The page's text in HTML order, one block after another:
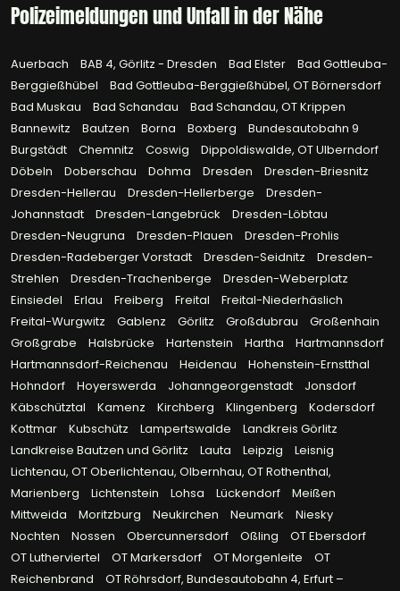
Polizeimeldungen und Unfall in der Nähe
Auerbach BAB 4, Görlitz - Dresden Bad Elster
Bad Gottleuba-
Berggießhübel
Bad Gottleuba-Berggießhübel, OT Börnersdorf
Bad Muskau
Bad Schandau
Bad Schandau, OT Krippen
Bannewitz
Bautzen Borna Boxberg
Bundesautobahn 9
Burgstädt
Chemnitz Coswig
Dippoldiswalde, OT Ulberndorf
Döbeln
Doberschau Dohma Dresden
Dresden-Briesnitz
Dresden-Hellerau
Dresden-Hellerberge
Dresden-
Johannstadt
Dresden-Langebrück
Dresden-Löbtau
Dresden-Neugruna
Dresden-Plauen
Dresden-Prohlis
Dresden-Radeberger Vorstadt
Dresden-Seidnitz
Dresden-
Strehlen
Dresden-Trachenberge
Dresden-Weberplatz
Einsiedel
Erlau Freiberg Freital
Freital-Niederhäslich
Freital-Wurgwitz
Gablenz Görlitz Großdubrau
Großenhain
Großgrabe
Halsbrücke Hartenstein Hartha
Hartmannsdorf
Hartmannsdorf-Reichenau
Heidenau
Hohenstein-Ernstthal
Hohndorf
Hoyerswerda Johanngeorgenstadt
Jonsdorf
Käbschütztal
Kamenz Kirchberg Klingenberg
Kodersdorf
Kottmar
Kubschütz Lampertswalde
Landkreis Görlitz
Landkreise Bautzen und Görlitz
Lauta Leipzig
Leisnig
Lichtenau, OT Oberlichtenau, Olbernhau, OT Rothenthal,
Marienberg
Lichtenstein Lohsa Lückendorf
Meißen
Mittweida
Moritzburg Neukirchen Neumark
Niesky
Nochten
Nossen Obercunnersdorf Oßling
OT Ebersdorf
OT Lutherviertel
OT Markersdorf OT Morgenleite
OT
Reichenbrand
OT Röhrsdorf, Bundesautobahn 4, Erfurt –